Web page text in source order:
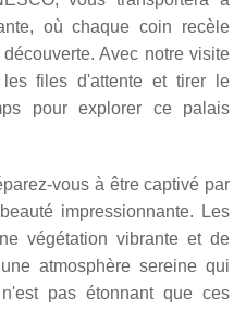
où chaque coin recèle
Avec notre visite
files d'attente et tirer le
pour explorer ce palais
vous à être captivé par
impressionnante. Les
végétation vibrante et de
atmosphère sereine qui
pas étonnant que ces